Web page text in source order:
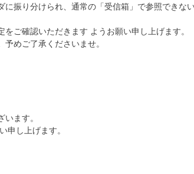
振り分けられ、通常の「受信箱」で参照できな
ご確認いただきます ようお願い申し上げます。
めご了承くださいませ。
ます。
申し上げます。